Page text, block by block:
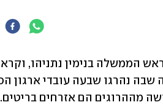
מההרוגים הם אזרחים בריטים.